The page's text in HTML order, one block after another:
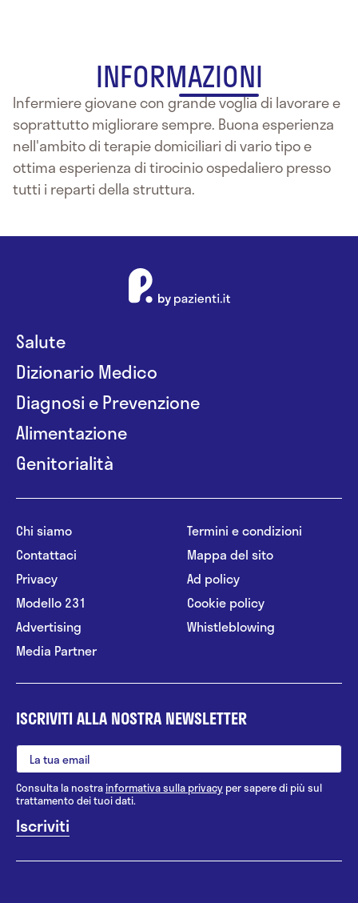
INFORMAZIONI
Infermiere giovane con grande voglia di lavorare e
soprattutto migliorare sempre. Buona esperienza
nell'ambito di terapie domiciliari di vario tipo e
ottima esperienza di tirocinio ospedaliero presso
tutti i reparti della struttura.
Salute
Dizionario Medico
Diagnosi e Prevenzione
Alimentazione
Genitorialità
Chi siamo
Contattaci
Privacy
Modello 231
Advertising
Media Partner
Termini e condizioni
Mappa del sito
Ad policy
Cookie policy
Whistleblowing
ISCRIVITI ALLA NOSTRA NEWSLETTER
Consulta la nostrainformativa sulla privacy per sapere di più sul
trattamento dei tuoi dati.